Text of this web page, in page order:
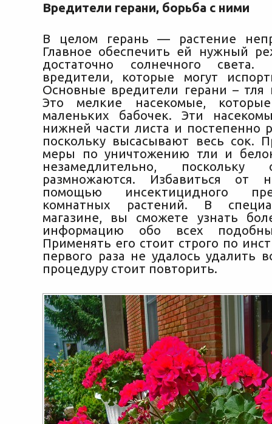
Вредители герани, борьба с ними
В целом герань — растение
Главное обеспечить ей нужный
достаточно солнечного
вредители, которые могут
Основные вредители герани – тля
Это мелкие насекомые,
маленьких бабочек. Эти
нижней части листа и постепенно
поскольку высасывают весь сок.
меры по уничтожению тли и
незамедлительно,
размножаются. Избавиться
помощью инсектицидного
комнатных растений. В
магазине, вы сможете узнать
информацию обо всех
Применять его стоит строго по
первого раза не удалось удалить
процедуру стоит повторить.